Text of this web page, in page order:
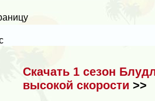
Скачать 1 сезон
высокой скорости >>